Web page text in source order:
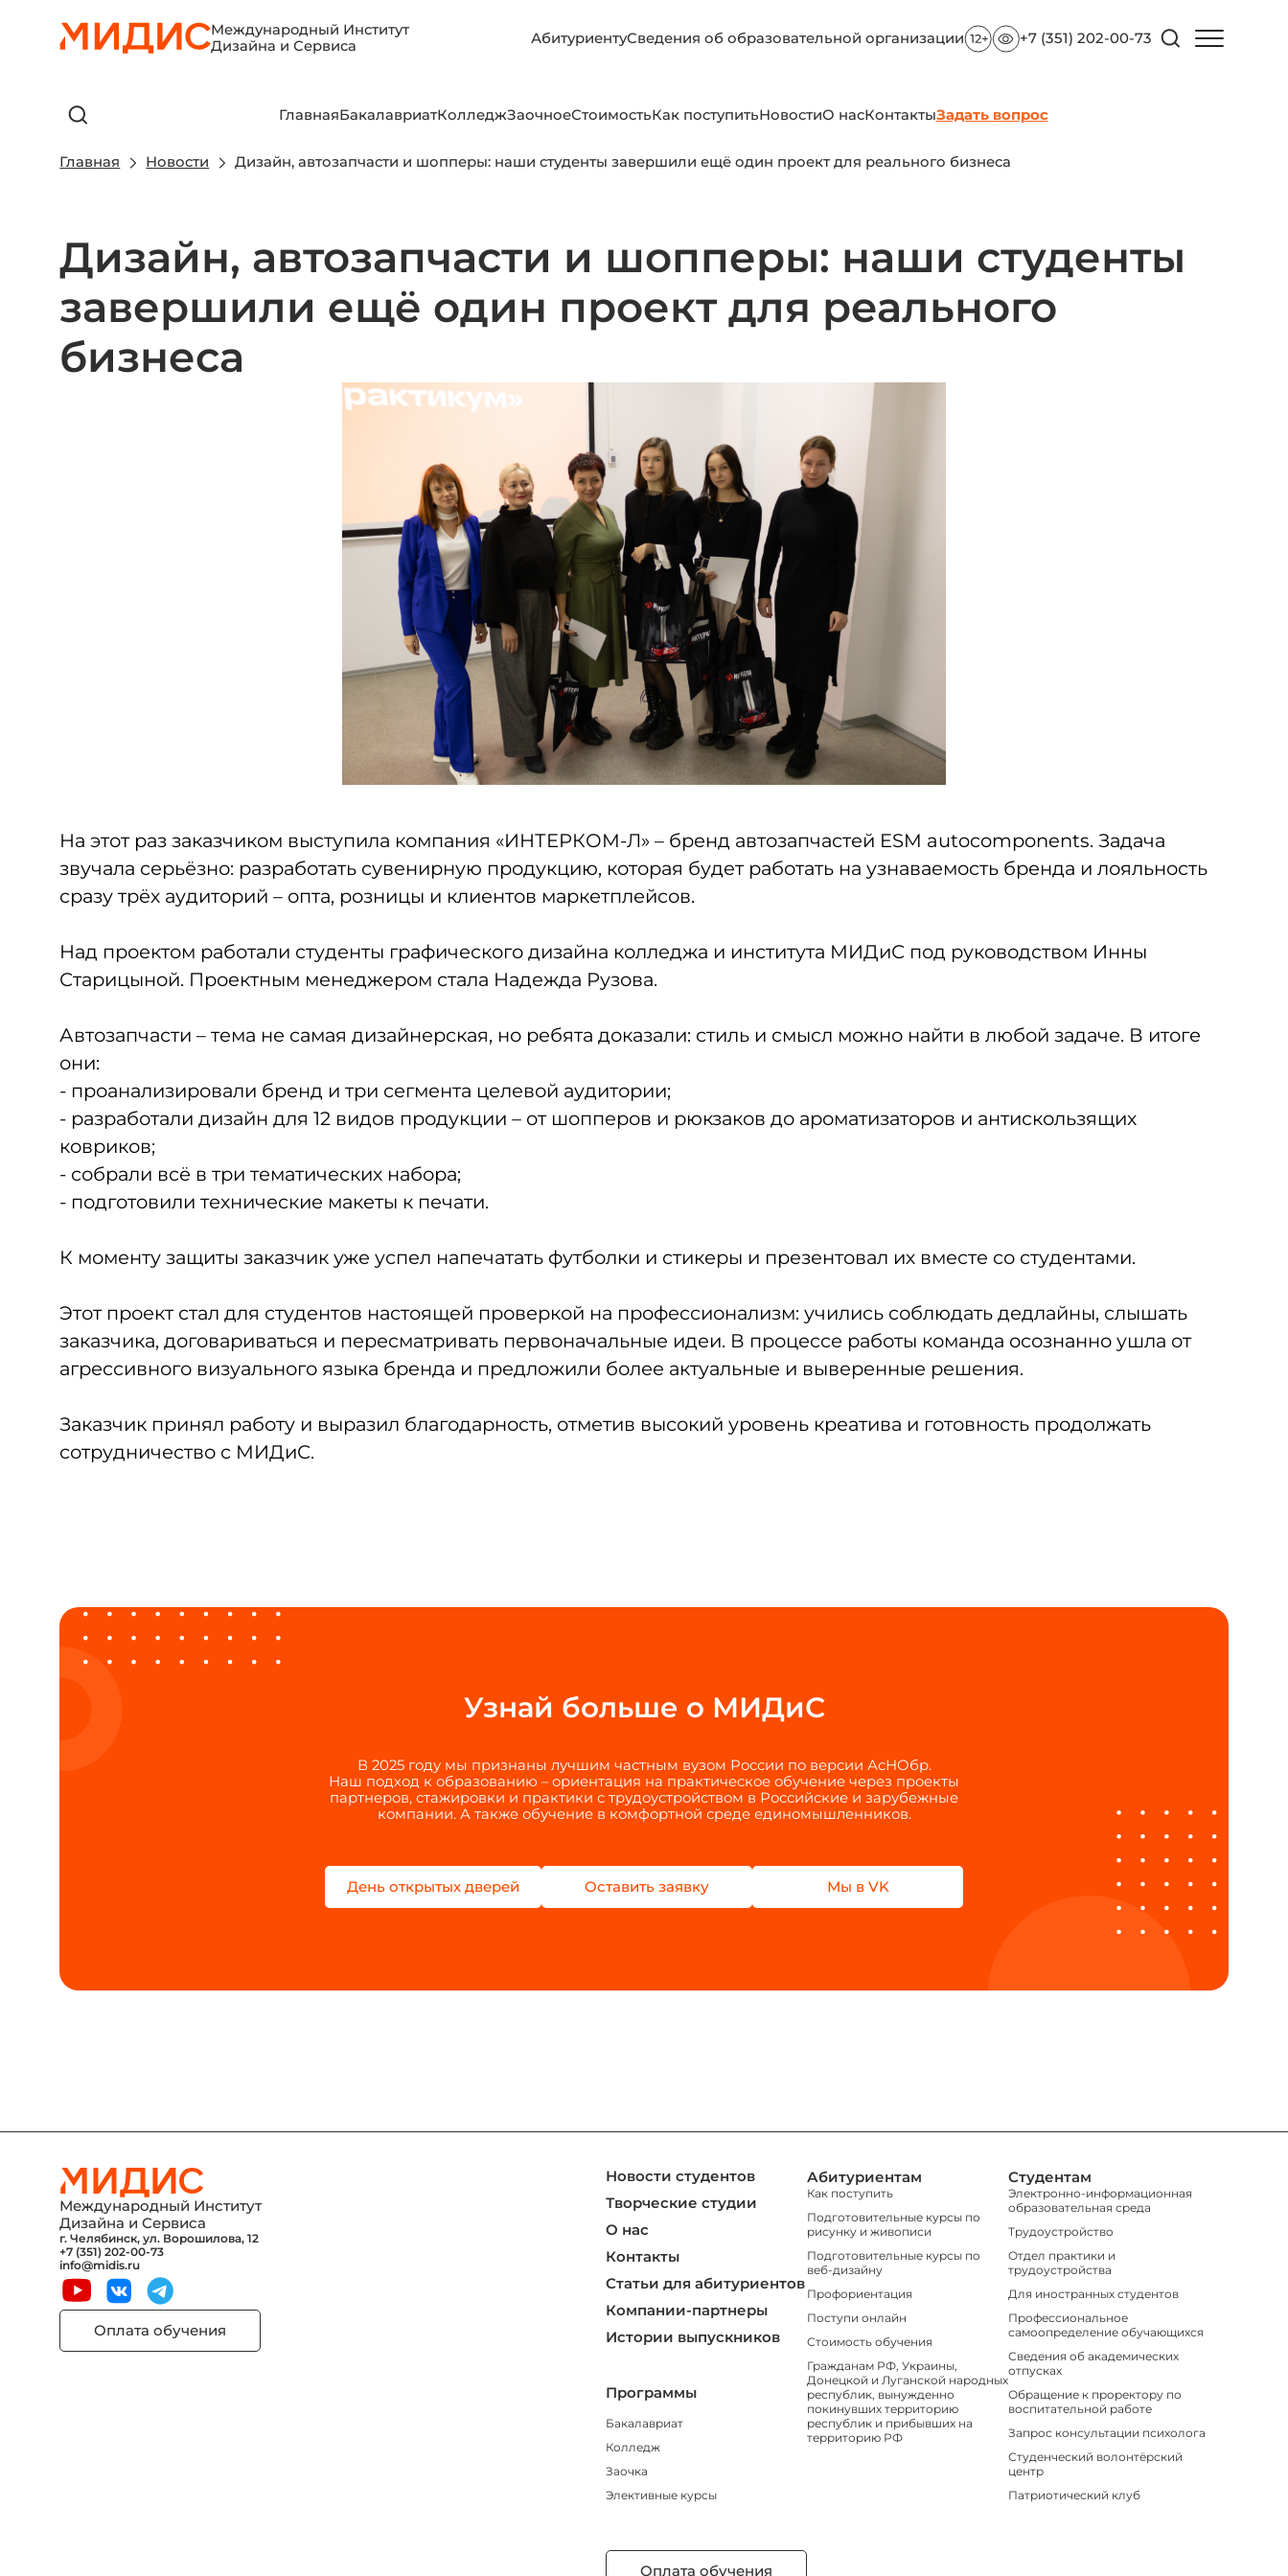
Международный Институт
Дизайна и Сервиса
АбитуриентуСведения об образовательной организации +7 (351) 202-00-73
ГлавнаяБакалавриатКолледжЗаочноеСтоимостьКак поступитьНовостиО насКонтактыЗадать вопрос
Главная Новости Дизайн, автозапчасти и шопперы: наши студенты завершили ещё один проект для реального бизнеса
Дизайн, автозапчасти и шопперы: наши студенты
завершили ещё один проект для реального
бизнеса
На этот раз заказчиком выступила компания «ИНТЕРКОМ-Л» – бренд автозапчастей ESM autocomponents. Задача
звучала серьёзно: разработать сувенирную продукцию, которая будет работать на узнаваемость бренда и лояльность
сразу трёх аудиторий – опта, розницы и клиентов маркетплейсов.
Над проектом работали студенты графического дизайна колледжа и института МИДиС под руководством Инны
Старицыной. Проектным менеджером стала Надежда Рузова.
Автозапчасти – тема не самая дизайнерская, но ребята доказали: стиль и смысл можно найти в любой задаче. В итоге
они:
- проанализировали бренд и три сегмента целевой аудитории;
- разработали дизайн для 12 видов продукции – от шопперов и рюкзаков до ароматизаторов и антискользящих
ковриков;
- собрали всё в три тематических набора;
- подготовили технические макеты к печати.
К моменту защиты заказчик уже успел напечатать футболки и стикеры и презентовал их вместе со студентами.
Этот проект стал для студентов настоящей проверкой на профессионализм: учились соблюдать дедлайны, слышать
заказчика, договариваться и пересматривать первоначальные идеи. В процессе работы команда осознанно ушла от
агрессивного визуального языка бренда и предложили более актуальные и выверенные решения.
Заказчик принял работу и выразил благодарность, отметив высокий уровень креатива и готовность продолжать
сотрудничество с МИДиС.
Узнай больше о МИДиС
В 2025 году мы признаны лучшим частным вузом России по версии АсНОбр.
Наш подход к образованию – ориентация на практическое обучение через проекты
партнеров, стажировки и практики с трудоустройством в Российские и зарубежные
компании. А также обучение в комфортной среде единомышленников.
День открытых дверей Оставить заявку Мы в VK
Международный Институт
Дизайна и Сервиса
г. Челябинск, ул. Ворошилова, 12
+7 (351) 202-00-73
info@midis.ru
Оплата обучения
Новости студентов
Творческие студии
О нас
Контакты
Статьи для абитуриентов
Компании-партнеры
Истории выпускников
Программы
Бакалавриат
Колледж
Заочка
Элективные курсы
Абитуриентам
Как поступить
Подготовительные курсы по
рисунку и живописи
Подготовительные курсы по
веб-дизайну
Профориентация
Поступи онлайн
Стоимость обучения
Гражданам РФ, Украины,
Донецкой и Луганской народных
республик, вынужденно
покинувших территорию
республик и прибывших на
территорию РФ
Студентам
Электронно-информационная
образовательная среда
Трудоустройство
Отдел практики и
трудоустройства
Для иностранных студентов
Профессиональное
самоопределение обучающихся
Сведения об академических
отпусках
Обращение к проректору по
воспитательной работе
Запрос консультации психолога
Студенческий волонтёрский
центр
Патриотический клуб
Оплата обучения